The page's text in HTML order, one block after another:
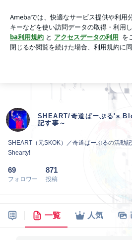
アプリをダウンロードして ブログの更新
ょう。
SHEART/奇道ぱーぷる's
記す事～
SHEART（元SKOK）／奇道ぱーぷるの活動
Shearty!
69
フォロワー
871
投稿
一覧 人気